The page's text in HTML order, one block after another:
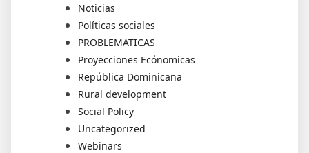
Noticias
Políticas sociales
PROBLEMATICAS
Proyecciones Ecónomicas
República Dominicana
Rural development
Social Policy
Uncategorized
Webinars